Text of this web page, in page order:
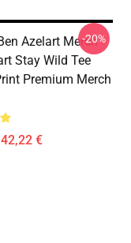
Azelart Merch
Stay Wild Tee
Premium Merch
€
-20%